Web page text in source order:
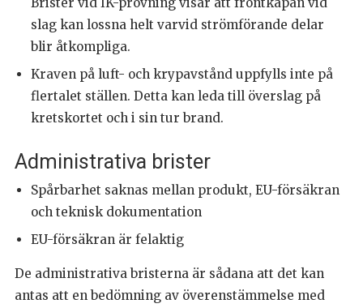
slag kan lossna helt varvid strömförande delar
blir åtkompliga.
Kraven på luft- och krypavstånd uppfylls inte på
flertalet ställen. Detta kan leda till överslag på
kretskortet och i sin tur brand.
Administrativa brister
Spårbarhet saknas mellan produkt, EU-försäkran
och teknisk dokumentation
EU-försäkran är felaktig
De administrativa bristerna är sådana att det kan
antas att en bedömning av överenstämmelse med